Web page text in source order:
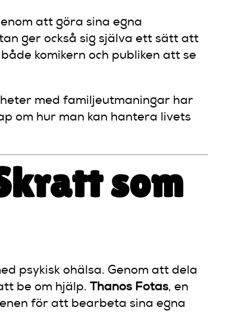
att göra sina egna
ger också sig själva ett sätt att
komikern och publiken att se
med familjeutmaningar har
om hur man kan hantera livets
som
psykisk ohälsa. Genom att dela
be om hjälp. Thanos Fotas, en
för att bearbeta sina egna